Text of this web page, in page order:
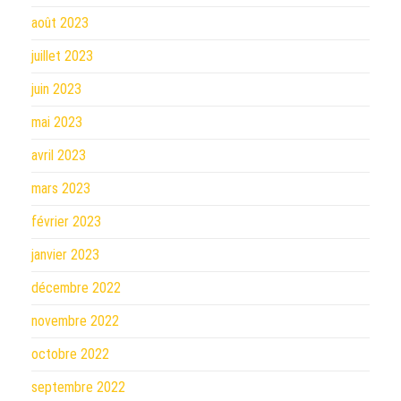
août 2023
juillet 2023
juin 2023
mai 2023
avril 2023
mars 2023
février 2023
janvier 2023
décembre 2022
novembre 2022
octobre 2022
septembre 2022